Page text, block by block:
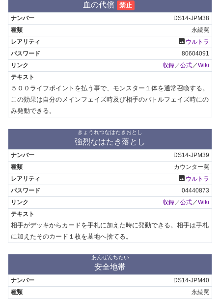
血の代償 禁止
DS14-JPM38
永続罠
photo ウルトラ
80604091
収録／公式／Wiki
５００ライフポイントを払う事で、モンスター１体を通常召喚する。
この効果は自分のメインフェイズ時及び相手のバトルフェイズ時にの
み発動できる。
きょうれつなはたきおとし
強烈なはたき落とし
DS14-JPM39
カウンター罠
photo ウルトラ
04440873
収録 ／公式 ／Wiki
相手がデッキからカードを手札に加えた時に発動できる。相手は手札
に加えたそのカード１枚を墓地へ捨てる。
あんぜんちたい
安全地帯
DS14-JPM40
永続罠